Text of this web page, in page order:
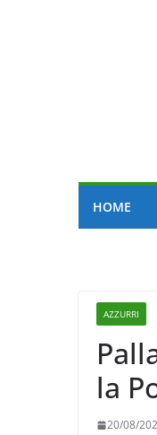
HOME
AZZURRI
la
20/08/